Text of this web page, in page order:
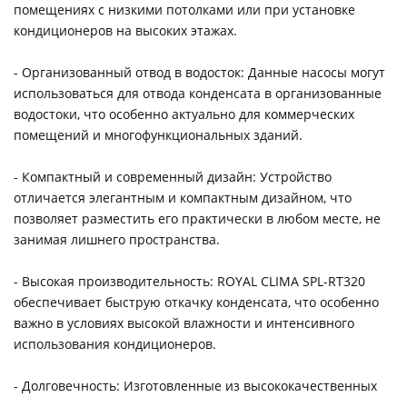
помещениях с низкими потолками или при установке
кондиционеров на высоких этажах.
- Организованный отвод в водосток: Данные насосы могут
использоваться для отвода конденсата в организованные
водостоки, что особенно актуально для коммерческих
помещений и многофункциональных зданий.
- Компактный и современный дизайн: Устройство
отличается элегантным и компактным дизайном, что
позволяет разместить его практически в любом месте, не
занимая лишнего пространства.
- Высокая производительность: ROYAL CLIMA SPL-RT320
обеспечивает быструю откачку конденсата, что особенно
важно в условиях высокой влажности и интенсивного
использования кондиционеров.
- Долговечность: Изготовленные из высококачественных